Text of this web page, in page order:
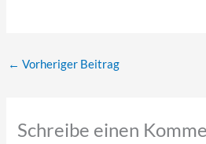
← Vorheriger Beitrag
Schreibe einen